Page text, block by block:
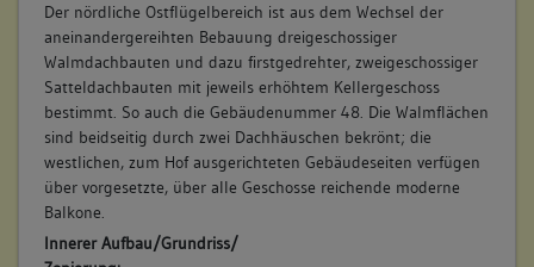
Der nördliche Ostflügelbereich ist aus dem Wechsel der
aneinandergereihten Bebauung dreigeschossiger
Walmdachbauten und dazu firstgedrehter, zweigeschossiger
Satteldachbauten mit jeweils erhöhtem Kellergeschoss
bestimmt. So auch die Gebäudenummer 48. Die Walmflächen
sind beidseitig durch zwei Dachhäuschen bekrönt; die
westlichen, zum Hof ausgerichteten Gebäudeseiten verfügen
über vorgesetzte, über alle Geschosse reichende moderne
Balkone.
Innerer Aufbau/Grundriss/